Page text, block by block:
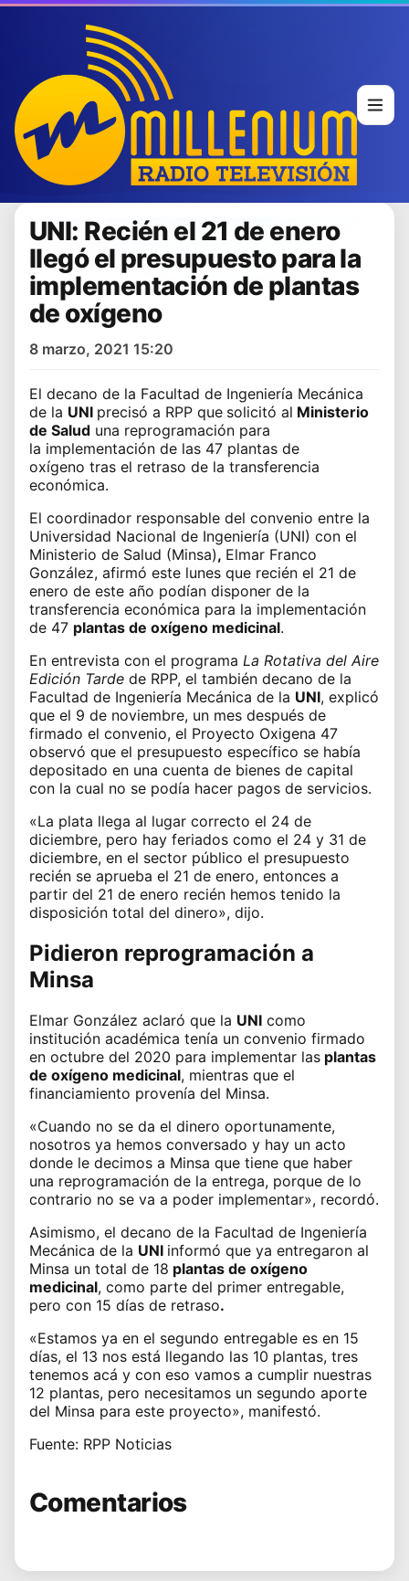
UNI: Recién el 21 de enero
llegó el presupuesto para la
implementación de plantas
de oxígeno
8 marzo, 2021 15:20
El decano de la Facultad de Ingeniería Mecánica
de la UNI precisó a RPP que solicitó al Ministerio
de Salud una reprogramación para
la implementación de las 47 plantas de
oxígeno tras el retraso de la transferencia
económica.
El coordinador responsable del convenio entre la
Universidad Nacional de Ingeniería (UNI) con el
Ministerio de Salud (Minsa), Elmar Franco
González, afirmó este lunes que recién el 21 de
enero de este año podían disponer de la
transferencia económica para la implementación
de 47 plantas de oxígeno medicinal.
En entrevista con el programa La Rotativa del Aire
Edición Tarde de RPP, el también decano de la
Facultad de Ingeniería Mecánica de la UNI, explicó
que el 9 de noviembre, un mes después de
firmado el convenio, el Proyecto Oxigena 47
observó que el presupuesto específico se había
depositado en una cuenta de bienes de capital
con la cual no se podía hacer pagos de servicios.
«La plata llega al lugar correcto el 24 de
diciembre, pero hay feriados como el 24 y 31 de
diciembre, en el sector público el presupuesto
recién se aprueba el 21 de enero, entonces a
partir del 21 de enero recién hemos tenido la
disposición total del dinero», dijo.
Pidieron reprogramación a
Minsa
Elmar González aclaró que la UNI como
institución académica tenía un convenio firmado
en octubre del 2020 para implementar las plantas
de oxígeno medicinal, mientras que el
financiamiento provenía del Minsa.
«Cuando no se da el dinero oportunamente,
nosotros ya hemos conversado y hay un acto
donde le decimos a Minsa que tiene que haber
una reprogramación de la entrega, porque de lo
contrario no se va a poder implementar», recordó.
Asimismo, el decano de la Facultad de Ingeniería
Mecánica de la UNI informó que ya entregaron al
Minsa un total de 18 plantas de oxígeno
medicinal, como parte del primer entregable,
pero con 15 días de retraso.
«Estamos ya en el segundo entregable es en 15
días, el 13 nos está llegando las 10 plantas, tres
tenemos acá y con eso vamos a cumplir nuestras
12 plantas, pero necesitamos un segundo aporte
del Minsa para este proyecto», manifestó.
Fuente: RPP Noticias
Comentarios